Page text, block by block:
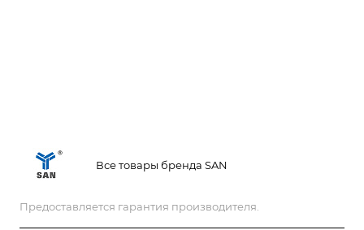
Все товары бренда SAN
Предоставляется гарантия производителя.